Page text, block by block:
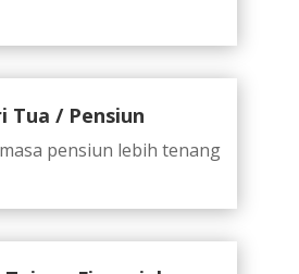
Tua / Pensiun
pensiun lebih tenang